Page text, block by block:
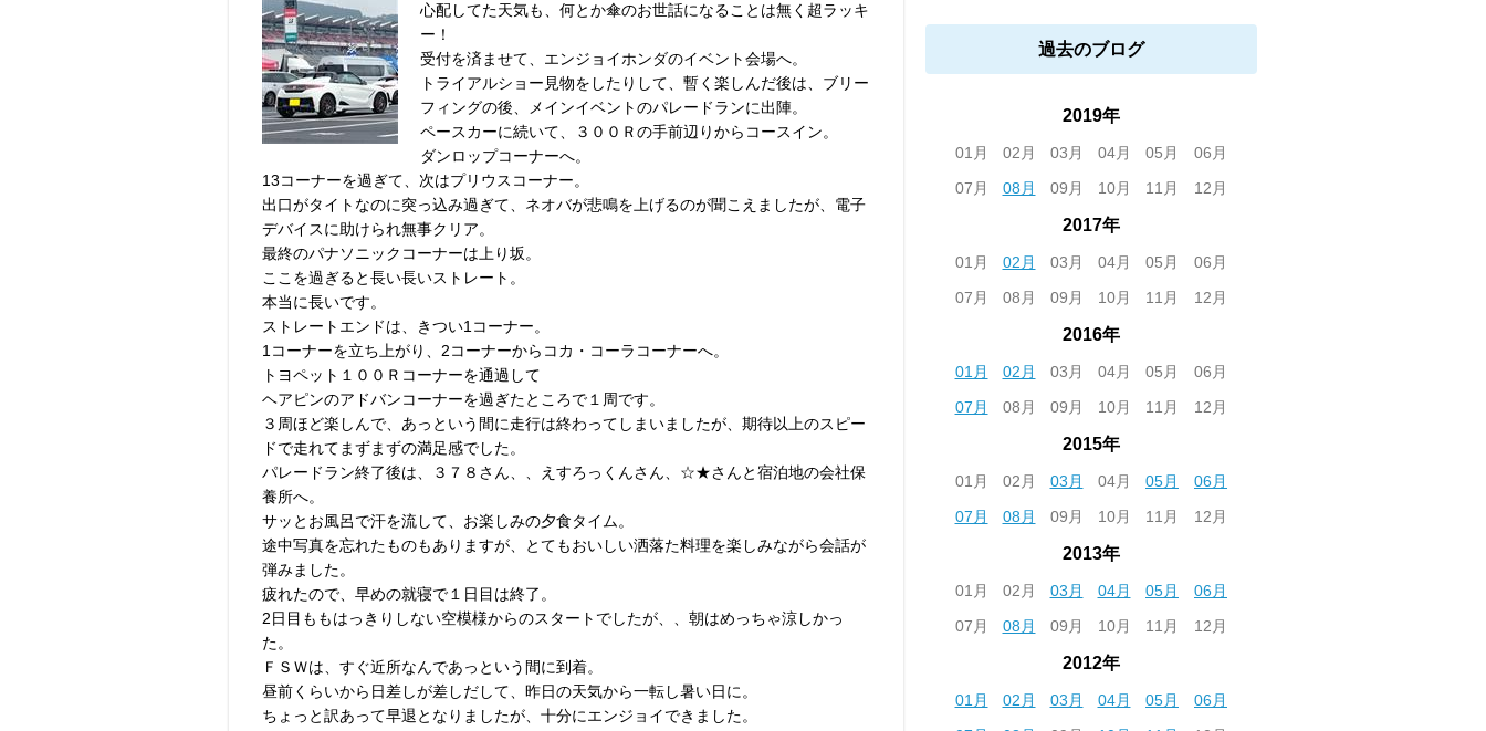
心配してた天気も、何とか傘のお世話になることは無く超ラッキ
ー！
受付を済ませて、エンジョイホンダのイベント会場へ。
トライアルショー見物をしたりして、暫く楽しんだ後は、ブリー
フィングの後、メインイベントのパレードランに出陣。
ペースカーに続いて、３００Ｒの手前辺りからコースイン。
ダンロップコーナーへ。
13コーナーを過ぎて、次はプリウスコーナー。
出口がタイトなのに突っ込み過ぎて、ネオバが悲鳴を上げるのが聞こえましたが、電子
デバイスに助けられ無事クリア。
最終のパナソニックコーナーは上り坂。
ここを過ぎると長い長いストレート。
本当に長いです。
ストレートエンドは、きつい1コーナー。
1コーナーを立ち上がり、2コーナーからコカ・コーラコーナーへ。
トヨペット１００Ｒコーナーを通過して
ヘアピンのアドバンコーナーを過ぎたところで１周です。
３周ほど楽しんで、あっという間に走行は終わってしまいましたが、期待以上のスピー
ドで走れてまずまずの満足感でした。
パレードラン終了後は、３７８さん、、えすろっくんさん、☆★さんと宿泊地の会社保
養所へ。
サッとお風呂で汗を流して、お楽しみの夕食タイム。
途中写真を忘れたものもありますが、とてもおいしい洒落た料理を楽しみながら会話が
弾みました。
疲れたので、早めの就寝で１日目は終了。
2日目ももはっきりしない空模様からのスタートでしたが、、朝はめっちゃ涼しかっ
た。
ＦＳＷは、すぐ近所なんであっという間に到着。
昼前くらいから日差しが差しだして、昨日の天気から一転し暑い日に。
ちょっと訳あって早退となりましたが、十分にエンジョイできました。
過去のブログ
2019年
01月 02月 03月 04月 05月
06月
07月
08月 09月 10月 11月 12月
2017年
01月 02月 03月 04月 05月
06月
07月
08月 09月 10月 11月 12月
2016年
01月 02月 03月 04月 05月
06月
07月
08月 09月 10月 11月 12月
2015年
01月 02月 03月 04月 05月
06月
07月
08月 09月 10月 11月 12月
2013年
01月 02月 03月 04月 05月
06月
07月
08月 09月 10月 11月 12月
2012年
01月 02月 03月 04月 05月
06月